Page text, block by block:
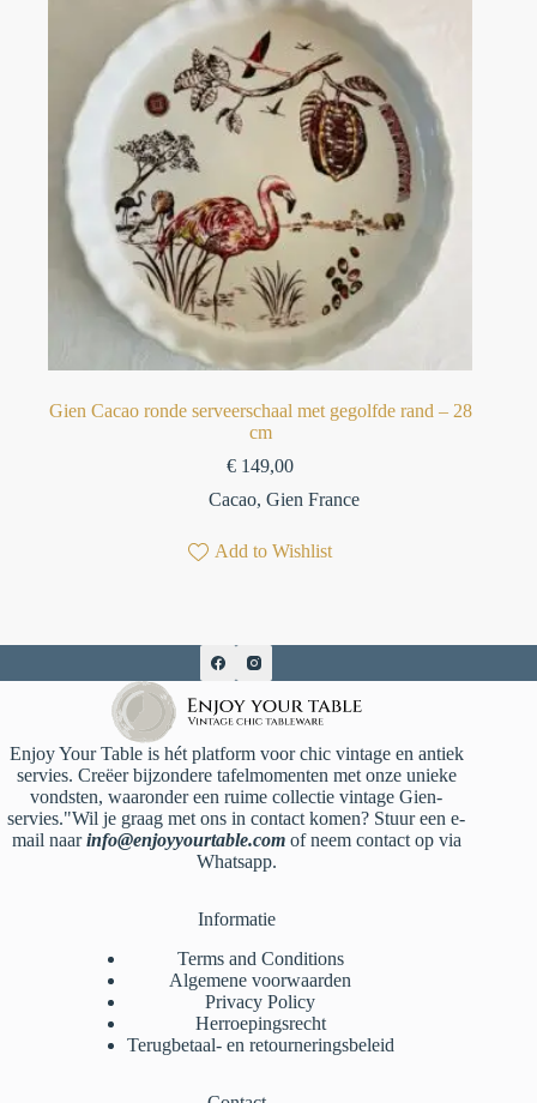
Gien Cacao ronde serveerschaal met gegolfde rand – 28
cm
€ 149,00
Cacao,Gien France
Add to Wishlist
Enjoy Your Table is hét platform voor chic vintage en antiek
servies. Creëer bijzondere tafelmomenten met onze unieke
vondsten, waaronder een ruime collectie vintage Gien-
servies."Wil je graag met ons in contact komen? Stuur een e-
mail naarinfo@enjoyyourtable.comof neem contact op via
Whatsapp.
Informatie
Terms and Conditions
Algemene voorwaarden
Privacy Policy
Herroepingsrecht
Terugbetaal- en retourneringsbeleid